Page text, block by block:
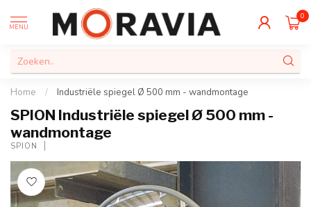
MENU
0
Home / Industriële spiegel Ø 500 mm - wandmontage
SPION Industriële spiegel Ø 500 mm -
wandmontage
SPION